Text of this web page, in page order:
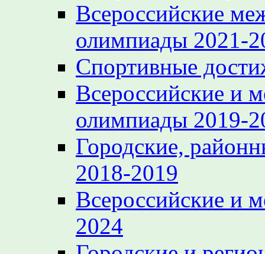
Всероссийские
олимпиады 2021-
Спортивные
Всероссийские и
олимпиады 2019-
Городские,
2018-2019
Всероссийские и
2024